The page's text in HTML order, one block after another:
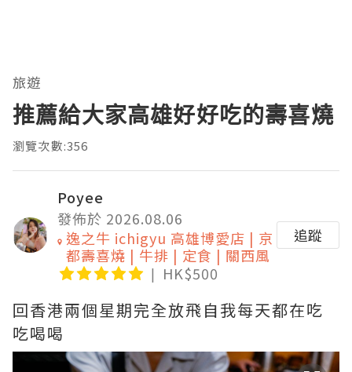
旅遊
推薦給大家高雄好好吃的壽喜燒
瀏覽次數:356
Poyee
發佈於 2026.08.06
逸之牛 ichigyu 高雄博愛店 | 京
都壽喜燒 | 牛排 | 定食 | 關西風
HK$500
追蹤
回香港兩個星期完全放飛自我每天都在吃
吃喝喝